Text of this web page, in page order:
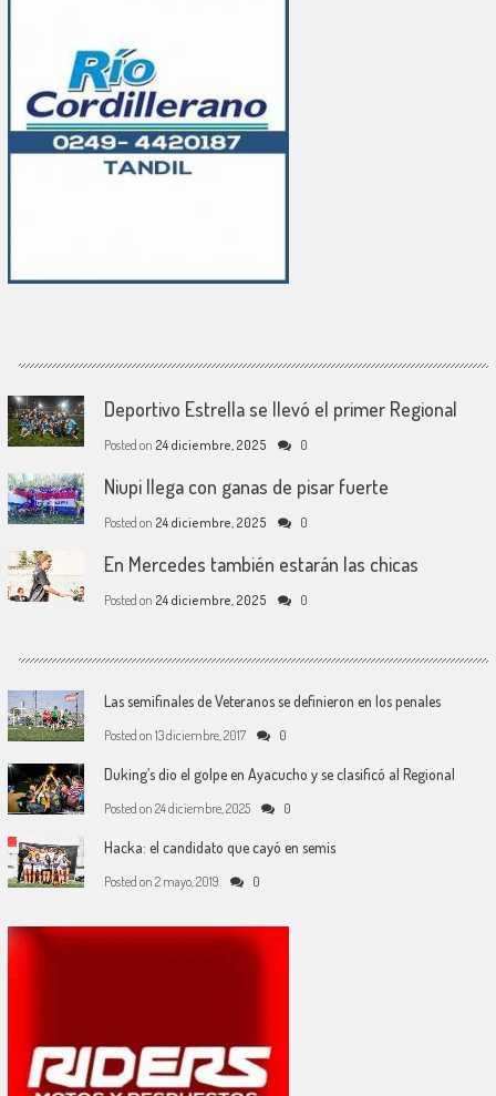
Deportivo Estrella se llevó el primer Regional
Posted on 24 diciembre, 2025 0
Niupi llega con ganas de pisar fuerte
Posted on 24 diciembre, 2025 0
En Mercedes también estarán las chicas
Posted on 24 diciembre, 2025 0
Las semifinales de Veteranos se definieron en los penales
Posted on 13 diciembre, 2017 0
Duking’s dio el golpe en Ayacucho y se clasificó al Regional
Posted on 24 diciembre, 2025 0
Hacka: el candidato que cayó en semis
Posted on 2 mayo, 2019 0